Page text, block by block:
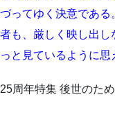
ってゆく決意である
も、厳しく映し出
見ているように思
周年特集 後世のた